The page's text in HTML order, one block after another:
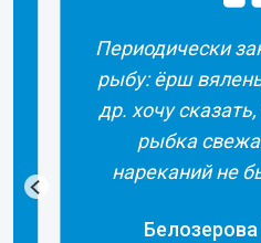
Периодически
рыбу: ёрш
др. хочу
рыбка
нареканий не